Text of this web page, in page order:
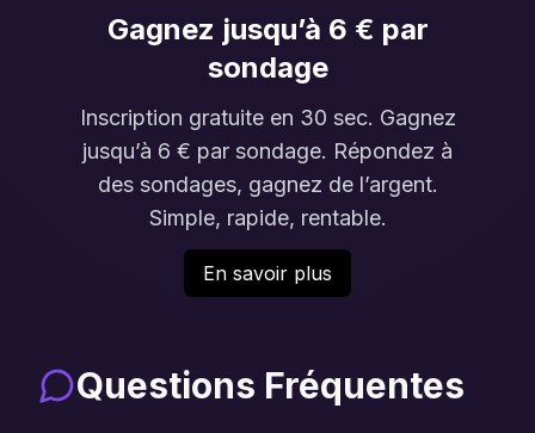
Gagnez jusqu’à 6 € par
sondage
Inscription gratuite en 30 sec. Gagnez
jusqu’à 6 € par sondage. Répondez à
des sondages, gagnez de l’argent.
Simple, rapide, rentable.
En savoir plus
Questions Fréquentes